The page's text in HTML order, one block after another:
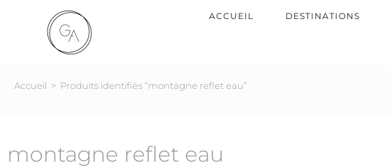
ACCUEIL DESTINATIONS
Accueil > Produits identifiés “montagne reflet eau”
montagne reflet eau